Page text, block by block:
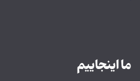
ما اینجاییم